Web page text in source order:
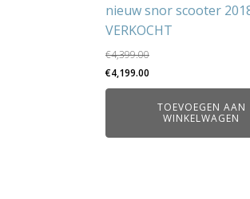
nieuw snor scooter
VERKOCHT
€4,399.00
Oorspronkelijke
prijs
€4,199.00
prijs
is:TOEVOEGEN AAN
WINKELWAGEN